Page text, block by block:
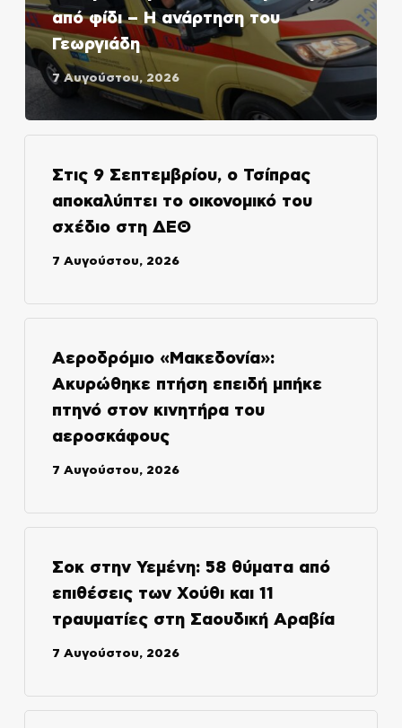
από φίδι – Η ανάρτηση του
Γεωργιάδη
7 Αυγούστου, 2026
Στις 9 Σεπτεμβρίου, ο Τσίπρας
αποκαλύπτει το οικονομικό του
σχέδιο στη ΔΕΘ
7 Αυγούστου, 2026
Αεροδρόμιο «Μακεδονία»:
Ακυρώθηκε πτήση επειδή μπήκε
πτηνό στον κινητήρα του
αεροσκάφους
7 Αυγούστου, 2026
Σοκ στην Υεμένη: 58 θύματα από
επιθέσεις των Χούθι και 11
τραυματίες στη Σαουδική Αραβία
7 Αυγούστου, 2026